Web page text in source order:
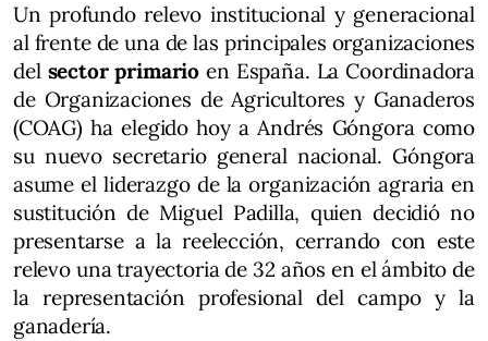
Un profundo relevo institucional y generacional
al frente de una de las principales organizaciones
delsector primarioen España. La Coordinadora
de Organizaciones de Agricultores y Ganaderos
(COAG) ha elegido hoy a Andrés Góngora como
su nuevo secretario general nacional. Góngora
asume el liderazgo de la organización agraria en
sustitución de Miguel Padilla, quien decidió no
presentarse a la reelección, cerrando con este
relevo una trayectoria de 32 años en el ámbito de
la representación profesional del campo y la
ganadería.